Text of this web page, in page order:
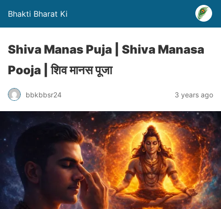
Bhakti Bharat Ki
Shiva Manas Puja | Shiva Manasa
Pooja | शिव मानस पूजा
bbkbbsr24 3 years ago